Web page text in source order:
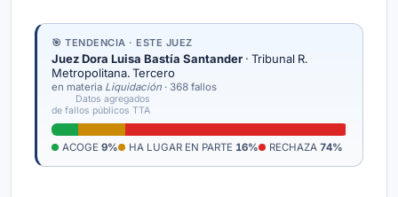
🎯 TENDENCIA · ESTE JUEZ
Juez Dora Luisa Bastía Santander · Tribunal R.
Metropolitana. Tercero
en materia Liquidación · 368 fallos
Datos agregados
de fallos públicos TTA
ACOGE 9% HA LUGAR EN PARTE 16% RECHAZA 74%